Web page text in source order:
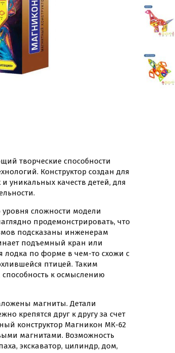
творческие способности
Конструктор создан для
уникальных качеств детей, для
уровня сложности модели
продемонстрировать, что
подсказаны инженерам
подъемный кран или
лодка по форме в чем-то схожи с
птицей. Таким
способность к осмыслению
магниты. Детали
крепятся друг к другу за счет
конструктор Магникон МК-62
магнитами. Возможность
экскаватор, цилиндр, дом,